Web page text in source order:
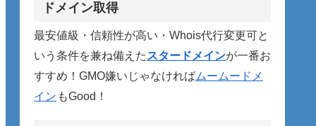
ドメイン取得
最安値級・信頼性が高い・Whois代行変更可と
いう条件を兼ね備えた スタードメインが一番お
すすめ！GMO嫌いじゃなければムームードメ
イン もGood！